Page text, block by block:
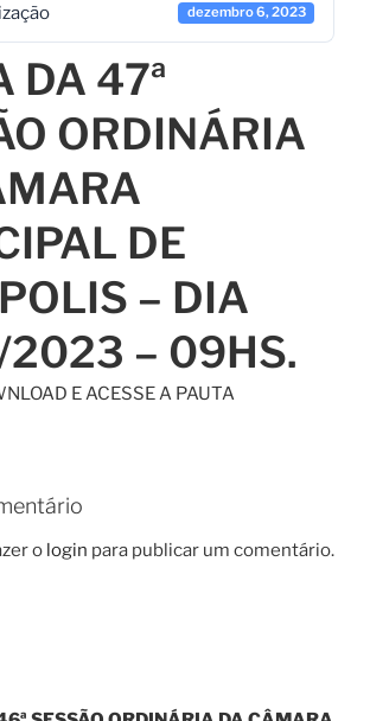
dezembro 6, 2023
DA 47ª
ORDINÁRIA
DE
– DIA
– 09HS.
E ACESSE A PAUTA
o login para publicar um comentário.